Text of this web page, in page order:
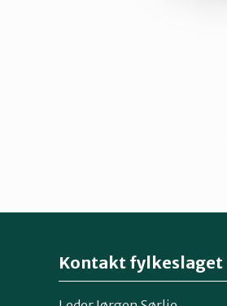
Kontakt fylkeslaget